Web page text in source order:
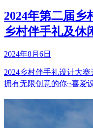
2024年第二届乡
乡村伴手礼及休
2024年8月6日
2024乡村伴手礼设计大
拥有无限创意的你~喜爱